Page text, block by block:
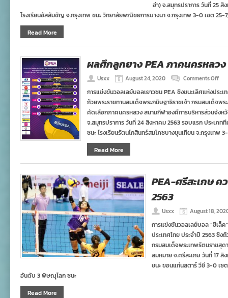
ฮ่า) จ.สมุทรปราการ วันที่ 25
โรงเรียนอัสสัมชัญ จ.กรุงเทพ ชนะ วิทยาลัยพณิชยการบางนา จ.กรุงเทพ 3-0 เซต 25-
Read More
ผลศึกลูกยาง PEA ภาคนครหลวง
Usxx August 24, 2020 Comments Offon
ศึก
ลูก
ยาง
ภาค
นค
การแข่งขันวอลเลย์บอลเยาวชน PEA ชิงชนะเลิศแห่งประ
ถ้วยพระราชทานสมเด็จพระกนิษฐาธิราชเจ้า กรมสมเด็จพ
คัดเลือกภาคนครหลวง สนามกีฬาองคืการบริหารส่วนจังห
จ.สมุทรปราการ วันที่ 24 สิงหาคม 2563 รอบแรก ประเภ
ชนะ โรงเรียนรัตนโกสินทร์สมโภชบางขุนเทียน จ.กรุงเทพ
Read More
PEA-ศรีสะเกษ
2563
Usxx August 18,
การแข่งขันวอลเลย์บอล “ซีเล็
ประเทศไทย ประจำปี 2563 ชิง
กรมสมเด็จพระเทพรัตนราชสุ
สมหมาย จ.ศรีสะเกษ วันที่ 17
ชนะ ขอนแก่นสตาร์ วีซี 3-0 เซ
อันดับ 3 พิษณุโลก ชนะ
Read More